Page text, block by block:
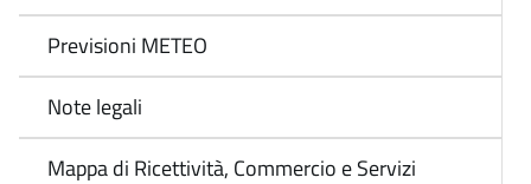
Previsioni METEO
Note legali
Mappa di Ricettività, Commercio e Servizi